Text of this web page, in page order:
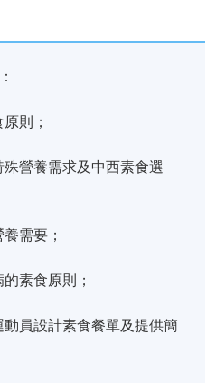
則；
營養需求及中西素食選
需要；
素食原則；
員設計素食餐單及提供簡